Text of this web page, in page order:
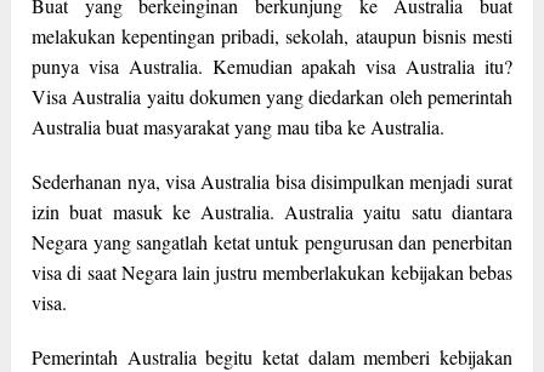
Buat yang berkeinginan berkunjung ke Australia buat
melakukan kepentingan pribadi, sekolah, ataupun bisnis mesti
punya visa Australia. Kemudian apakah visa Australia itu?
Visa Australia yaitu dokumen yang diedarkan oleh pemerintah
Australia buat masyarakat yang mau tiba ke Australia.
Sederhanan nya, visa Australia bisa disimpulkan menjadi surat
izin buat masuk ke Australia. Australia yaitu satu diantara
Negara yang sangatlah ketat untuk pengurusan dan penerbitan
visa di saat Negara lain justru memberlakukan kebijakan bebas
visa.
Pemerintah Australia begitu ketat dalam memberi kebijakan